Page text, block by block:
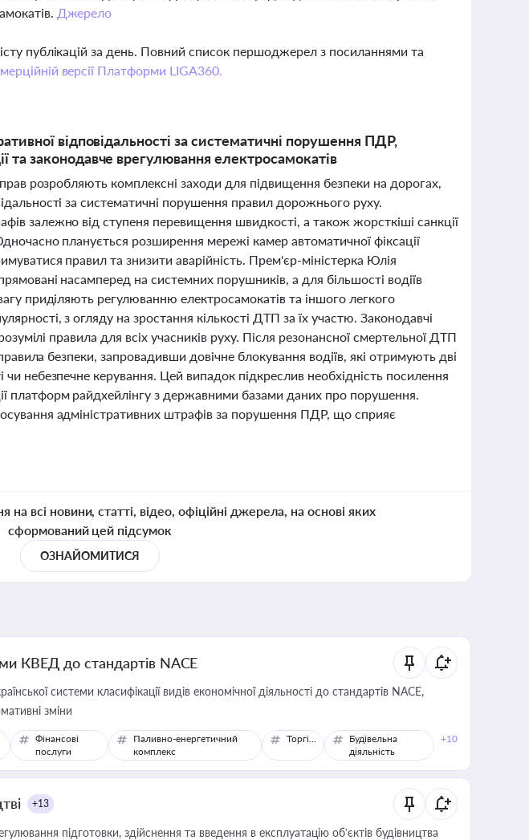
Джерело
публікацій за день. Повний список першоджерел з посиланнями та
версії Платформи LIGA360.
відповідальності за систематичні порушення ПДР,
та законодавче врегулювання електросамокатів
розробляють комплексні заходи для підвищення безпеки на дорогах,
за систематичні порушення правил дорожнього руху.
залежно від ступеня перевищення швидкості, а також жорсткіші санкції
планується розширення мережі камер автоматичної фіксації
правил та знизити аварійність. Прем'єр-міністерка Юлія
насамперед на системних порушників, а для більшості водіїв
приділяють регулюванню електросамокатів та іншого легкого
з огляду на зростання кількості ДТП за їх участю. Законодавчі
правила для всіх учасників руху. Після резонансної смертельної ДТП
безпеки, запровадивши довічне блокування водіїв, які отримують дві
небезпечне керування. Цей випадок підкреслив необхідність посилення
платформ райдхейлінгу з державними базами даних про порушення.
адміністративних штрафів за порушення ПДР, що сприяє
всі новини, статті, відео, офіційні джерела, на основі яких
сформований цей підсумок
ОЗНАЙОМИТИСЯ
КВЕД до стандартів NACE
системи класифікації видів економічної діяльності до стандартів NACE,
зміни
Фінансові
послуги
Паливно-енергетичний
комплекс
Торгівля
Будівельна
діяльність
+10
+13
підготовки, здійснення та введення в експлуатацію об’єктів будівництва